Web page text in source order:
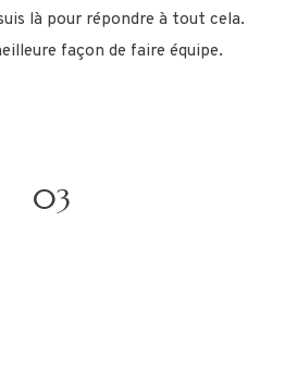
là pour répondre à tout cela.
façon de faire équipe.
03